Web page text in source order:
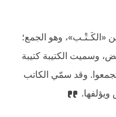
«الكَـتْـب»، وهو الجمع؛
وسميت الكتيبة كتيبة
وقد سمّي الكاتب